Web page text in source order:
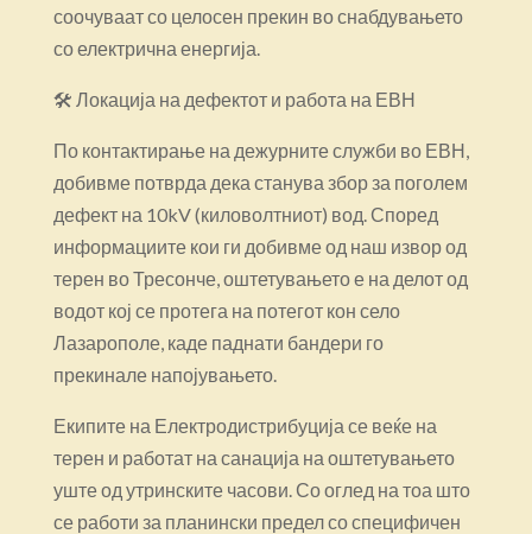
соочуваат со целосен прекин во снабдувањето
со електрична енергија.
🛠 Локација на дефектот и работа на ЕВН
По контактирање на дежурните служби во ЕВН,
добивме потврда дека станува збор за поголем
дефект на 10kV (киловолтниот) вод. Според
информациите кои ги добивме од наш извор од
терен во Тресонче, оштетувањето е на делот од
водот кој се протега на потегот кон село
Лазарополе, каде паднати бандери го
прекинале напојувањето.
Екипите на Електродистрибуција се веќе на
терен и работат на санација на оштетувањето
уште од утринските часови. Со оглед на тоа што
се работи за планински предел со специфичен